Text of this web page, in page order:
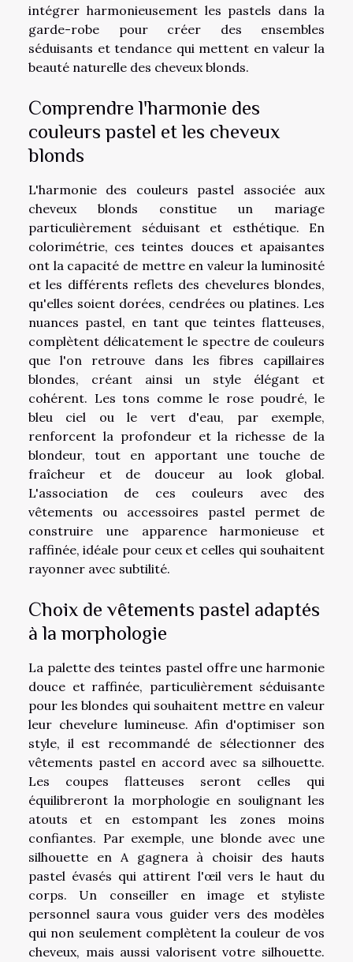
intégrer harmonieusement les pastels dans la
garde-robe pour créer des ensembles
séduisants et tendance qui mettent en valeur la
beauté naturelle des cheveux blonds.
Comprendre l'harmonie des
couleurs pastel et les cheveux
blonds
L'harmonie des couleurs pastel associée aux
cheveux blonds constitue un mariage
particulièrement séduisant et esthétique. En
colorimétrie, ces teintes douces et apaisantes
ont la capacité de mettre en valeur la luminosité
et les différents reflets des chevelures blondes,
qu'elles soient dorées, cendrées ou platines. Les
nuances pastel, en tant que teintes flatteuses,
complètent délicatement le spectre de couleurs
que l'on retrouve dans les fibres capillaires
blondes, créant ainsi un style élégant et
cohérent. Les tons comme le rose poudré, le
bleu ciel ou le vert d'eau, par exemple,
renforcent la profondeur et la richesse de la
blondeur, tout en apportant une touche de
fraîcheur et de douceur au look global.
L'association de ces couleurs avec des
vêtements ou accessoires pastel permet de
construire une apparence harmonieuse et
raffinée, idéale pour ceux et celles qui souhaitent
rayonner avec subtilité.
Choix de vêtements pastel adaptés
à la morphologie
La palette des teintes pastel offre une harmonie
douce et raffinée, particulièrement séduisante
pour les blondes qui souhaitent mettre en valeur
leur chevelure lumineuse. Afin d'optimiser son
style, il est recommandé de sélectionner des
vêtements pastel en accord avec sa silhouette.
Les coupes flatteuses seront celles qui
équilibreront la morphologie en soulignant les
atouts et en estompant les zones moins
confiantes. Par exemple, une blonde avec une
silhouette en A gagnera à choisir des hauts
pastel évasés qui attirent l'œil vers le haut du
corps. Un conseiller en image et styliste
personnel saura vous guider vers des modèles
qui non seulement complètent la couleur de vos
cheveux, mais aussi valorisent votre silhouette.